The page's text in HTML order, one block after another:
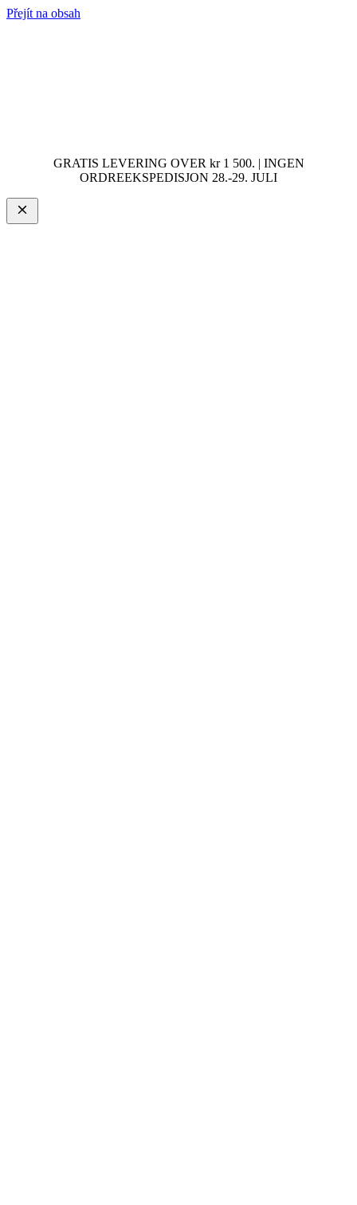
Přejít na obsah
GRATIS LEVERING OVER kr 1 500. | INGEN
ORDREEKSPEDISJON 28.-29. JULI